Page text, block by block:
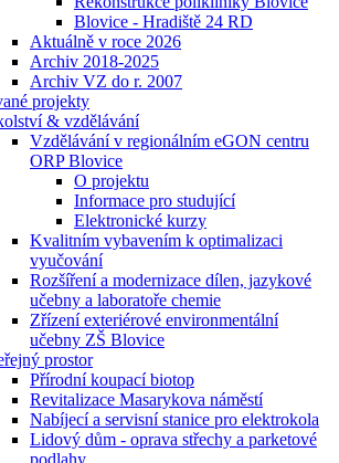
Blovice - Hradiště 24 RD
Aktuálně v roce 2026
Archiv 2018-2025
Archiv VZ do r. 2007
projekty
& vzdělávání
Vzdělávání v regionálním eGON centru
ORP Blovice
O projektu
Informace pro studující
Elektronické kurzy
Kvalitním vybavením k optimalizaci
vyučování
Rozšíření a modernizace dílen, jazykové
učebny a laboratoře chemie
Zřízení exteriérové environmentální
učebny ZŠ Blovice
prostor
Přírodní koupací biotop
Revitalizace Masarykova náměstí
Nabíjecí a servisní stanice pro elektrokola
Lidový dům - oprava střechy a parketové
podlahy